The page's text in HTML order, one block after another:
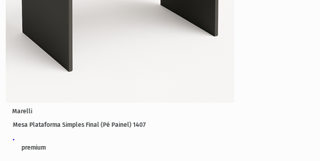
premium
Mesa Plataforma Simples Final (Pé Painel) 1407
Marelli